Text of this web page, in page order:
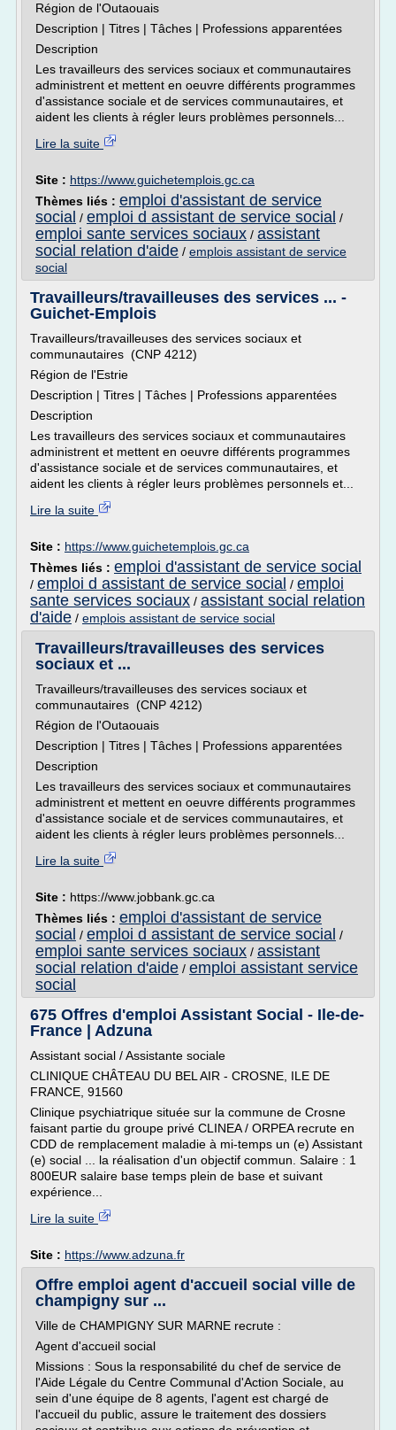
Région de l'Outaouais
Description | Titres | Tâches | Professions apparentées
Description
Les travailleurs des services sociaux et communautaires
administrent et mettent en oeuvre différents programmes
d'assistance sociale et de services communautaires, et
aident les clients à régler leurs problèmes personnels...
Lire la suite
Site : https://www.guichetemplois.gc.ca
Thèmes liés : emploi d'assistant de service
social / emploi d assistant de service social /
emploi sante services sociaux / assistant
social relation d'aide / emplois assistant de service
social
Travailleurs/travailleuses des services ... -
Guichet-Emplois
Travailleurs/travailleuses des services sociaux et
communautaires (CNP 4212)
Région de l'Estrie
Description | Titres | Tâches | Professions apparentées
Description
Les travailleurs des services sociaux et communautaires
administrent et mettent en oeuvre différents programmes
d'assistance sociale et de services communautaires, et
aident les clients à régler leurs problèmes personnels et...
Lire la suite
Site : https://www.guichetemplois.gc.ca
Thèmes liés : emploi d'assistant de service social
/ emploi d assistant de service social / emploi
sante services sociaux / assistant social relation
d'aide / emplois assistant de service social
Travailleurs/travailleuses des services
sociaux et ...
Travailleurs/travailleuses des services sociaux et
communautaires (CNP 4212)
Région de l'Outaouais
Description | Titres | Tâches | Professions apparentées
Description
Les travailleurs des services sociaux et communautaires
administrent et mettent en oeuvre différents programmes
d'assistance sociale et de services communautaires, et
aident les clients à régler leurs problèmes personnels...
Lire la suite
Site : https://www.jobbank.gc.ca
Thèmes liés : emploi d'assistant de service
social / emploi d assistant de service social /
emploi sante services sociaux / assistant
social relation d'aide / emploi assistant service
social
675 Offres d'emploi Assistant Social - Ile-de-
France | Adzuna
Assistant social / Assistante sociale
CLINIQUE CHÂTEAU DU BEL AIR - CROSNE, ILE DE
FRANCE, 91560
Clinique psychiatrique située sur la commune de Crosne
faisant partie du groupe privé CLINEA / ORPEA recrute en
CDD de remplacement maladie à mi-temps un (e) Assistant
(e) social ... la réalisation d'un objectif commun. Salaire : 1
800EUR salaire base temps plein de base et suivant
expérience...
Lire la suite
Site : https://www.adzuna.fr
Offre emploi agent d'accueil social ville de
champigny sur ...
Ville de CHAMPIGNY SUR MARNE recrute :
Agent d'accueil social
Missions : Sous la responsabilité du chef de service de
l'Aide Légale du Centre Communal d'Action Sociale, au
sein d'une équipe de 8 agents, l'agent est chargé de
l'accueil du public, assure le traitement des dossiers